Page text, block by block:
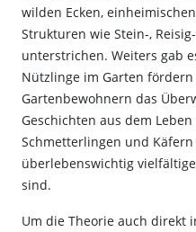
wilden Ecken,
Strukturen wie Stein-,
unterstrichen. Weiters gab
Nützlinge im Garten
Gartenbewohnern das
Geschichten aus dem
Schmetterlingen und
überlebenswichtig
sind.
Um die Theorie auch direkt